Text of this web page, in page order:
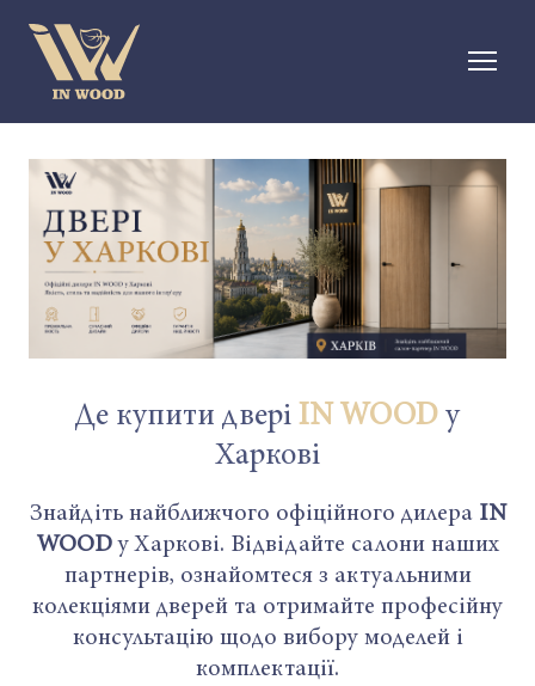
Де купити дверіIN WOODу
Харкові
Знайдіть найближчого офіційного дилера IN
WOODу Харкові. Відвідайте салони наших
партнерів, ознайомтеся з актуальними
колекціями дверей та отримайте професійну
консультацію щодо вибору моделей і
комплектації.